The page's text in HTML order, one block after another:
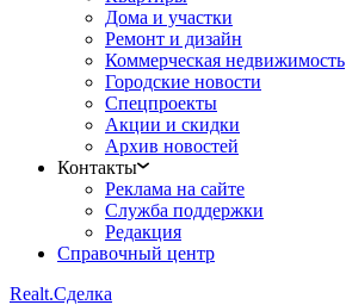
Дома и участки
Ремонт и дизайн
Коммерческая недвижимость
Городские новости
Спецпроекты
Акции и скидки
Архив новостей
Контакты
Реклама на сайте
Служба поддержки
Редакция
Справочный центр
Realt.Сделка